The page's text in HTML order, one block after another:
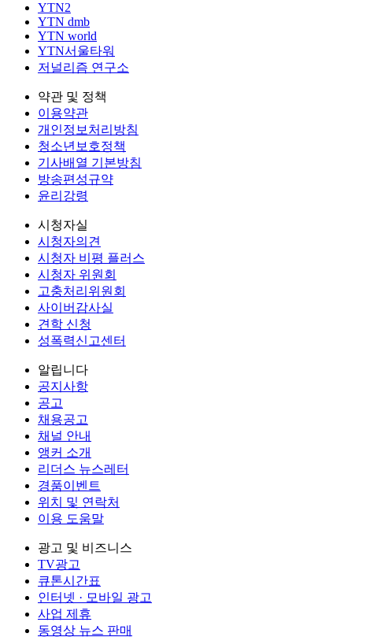
YTN2
YTN dmb
YTN world
YTN서울타워
저널리즘 연구소
약관 및 정책
이용약관
개인정보처리방침
청소년보호정책
기사배열 기본방침
방송편성규약
윤리강령
시청자실
시청자의견
시청자 비평 플러스
시청자 위원회
고충처리위원회
사이버감사실
견학 신청
성폭력신고센터
알립니다
공지사항
공고
채용공고
채널 안내
앵커 소개
리더스 뉴스레터
경품이벤트
위치 및 연락처
이용 도움말
광고 및 비즈니스
TV광고
큐톤시간표
인터넷 · 모바일 광고
사업 제휴
동영상 뉴스 판매